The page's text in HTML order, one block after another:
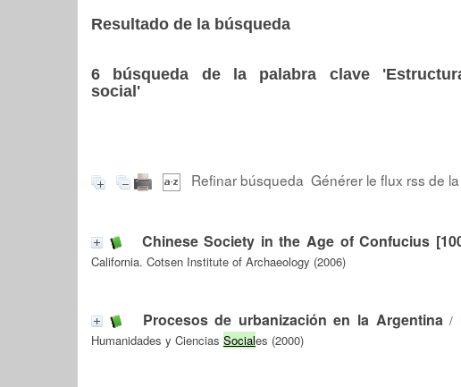
Resultado de la búsqueda
6 búsqueda de la palabra clave
social'
Refinar búsqueda Générer le flux rss de
Chinese Society in the Age of Confucius
California. Cotsen Institute of Archaeology (2006)
Procesos de urbanización en la Argentina/
Humanidades y Ciencias Sociales (2000)